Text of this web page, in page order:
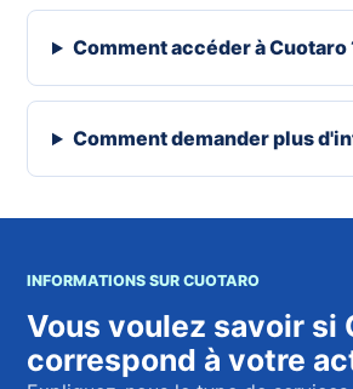
Comment accéder à Cuotaro
Comment demander plus
INFORMATIONS SUR CUOTARO
Vous voulez savoir si
correspond à votre